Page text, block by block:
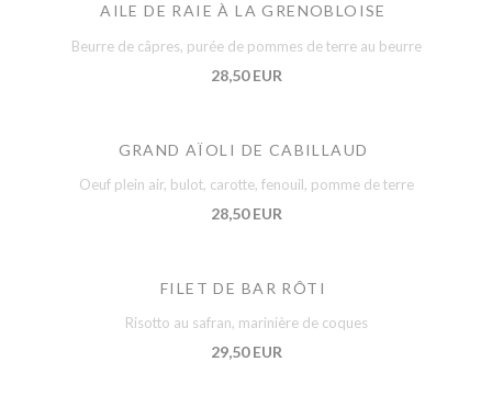
AILE DE RAIE À LA GRENOBLOISE
Beurre de câpres, purée de pommes de terre au beurre
28,50 EUR
GRAND AÏOLI DE CABILLAUD
Oeuf plein air, bulot, carotte, fenouil, pomme de terre
28,50 EUR
FILET DE BAR RÔTI
Risotto au safran, marinière de coques
29,50 EUR